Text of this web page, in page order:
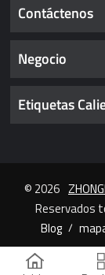
Contáctenos
Negocio
Etiquetas
© 2026
Reservados
Blog /